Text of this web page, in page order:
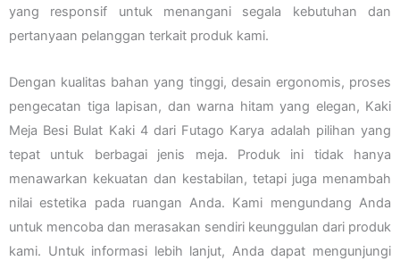
yang responsif untuk menangani segala kebutuhan dan
pertanyaan pelanggan terkait produk kami.
Dengan kualitas bahan yang tinggi, desain ergonomis, proses
pengecatan tiga lapisan, dan warna hitam yang elegan, Kaki
Meja Besi Bulat Kaki 4 dari Futago Karya adalah pilihan yang
tepat untuk berbagai jenis meja. Produk ini tidak hanya
menawarkan kekuatan dan kestabilan, tetapi juga menambah
nilai estetika pada ruangan Anda. Kami mengundang Anda
untuk mencoba dan merasakan sendiri keunggulan dari produk
kami. Untuk informasi lebih lanjut, Anda dapat mengunjungi